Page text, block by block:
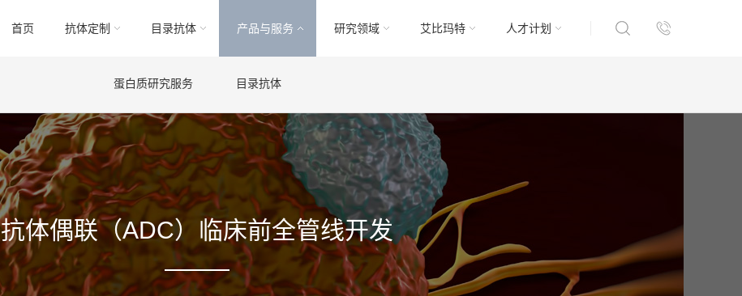
首页 抗体定制 目录抗体 产品与服务 研究领域 艾比玛特 人才计划
蛋白质研究服务 目录抗体
抗体偶联（ADC）临床前全管线开发